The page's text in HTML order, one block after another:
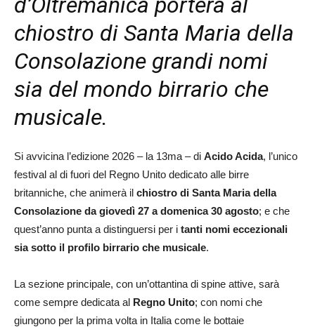
chiostro di Santa Maria della
Consolazione grandi nomi
sia del mondo birrario che
musicale.
Si avvicina l’edizione 2026 – la 13ma – di Acido Acida, l’unico
festival al di fuori del Regno Unito dedicato alle birre
britanniche, che animerà il chiostro di Santa Maria della
Consolazione da giovedì 27 a domenica 30 agosto; e che
quest’anno punta a distinguersi per i tanti nomi eccezionali
sia sotto il profilo birrario che musicale.
La sezione principale, con un’ottantina di spine attive, sarà
come sempre dedicata al Regno Unito; con nomi che
giungono per la prima volta in Italia come le bottaie